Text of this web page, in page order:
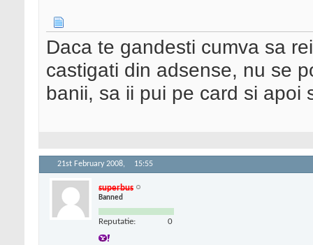
Daca te gandesti cumva sa
castigati din adsense, nu se
banii, sa ii pui pe card si apoi
21st February 2008, 15:55
superbus
Banned
Reputatie: 0